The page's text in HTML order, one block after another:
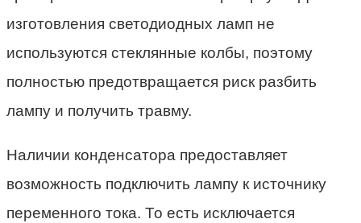
изготовления светодиодных ламп не
используются стеклянные колбы, поэтому
полностью предотвращается риск разбить
лампу и получить травму.
Наличии конденсатора предоставляет
возможность подключить лампу к источнику
переменного тока. То есть исключается